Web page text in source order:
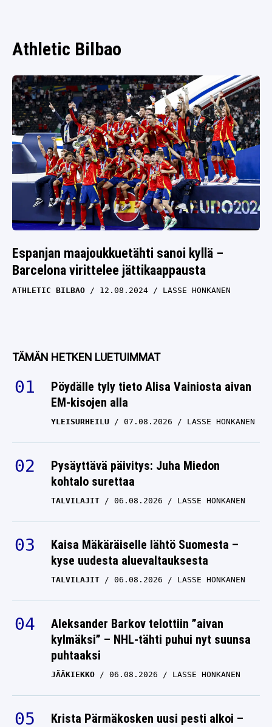
Athletic Bilbao
Espanjan maajoukkuetähti sanoi kyllä –
Barcelona virittelee jättikaappausta
ATHLETIC BILBAO 12.08.2024 LASSE HONKANEN
TÄMÄN HETKEN LUETUIMMAT
Pöydälle tyly tieto Alisa Vainiosta aivan
EM-kisojen alla
YLEISURHEILU 07.08.2026 LASSE HONKANEN
Pysäyttävä päivitys: Juha Miedon
kohtalo surettaa
TALVILAJIT 06.08.2026 LASSE HONKANEN
Kaisa Mäkäräiselle lähtö Suomesta –
kyse uudesta aluevaltauksesta
TALVILAJIT 06.08.2026 LASSE HONKANEN
Aleksander Barkov telottiin ”aivan
kylmäksi” – NHL-tähti puhui nyt suunsa
puhtaaksi
JÄÄKIEKKO 06.08.2026 LASSE HONKANEN
Krista Pärmäkosken uusi pesti alkoi –